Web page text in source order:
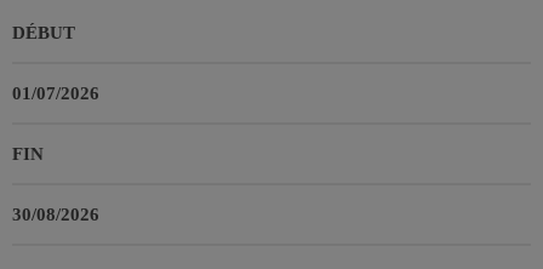
DÉBUT
01/07/2026
FIN
30/08/2026